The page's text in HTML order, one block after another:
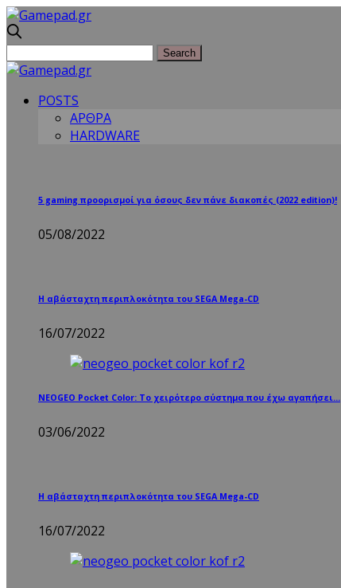
POSTS
ΑΡΘΡΑ
HARDWARE
5 gaming προορισμοί για όσους δεν πάνε διακοπές (2022 edition)!
05/08/2022
Η αβάσταχτη περιπλοκότητα του SEGA Mega-CD
16/07/2022
NEOGEO Pocket Color: Το χειρότερο σύστημα που έχω αγαπήσει…
03/06/2022
Η αβάσταχτη περιπλοκότητα του SEGA Mega-CD
16/07/2022